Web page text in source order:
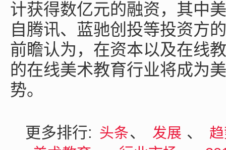
计获得数亿元的融资，其中
自腾讯、蓝驰创投等投资方
前瞻认为，在资本以及在线
的在线美术教育行业将成为
势。
更多排行: 头条、 发展 、